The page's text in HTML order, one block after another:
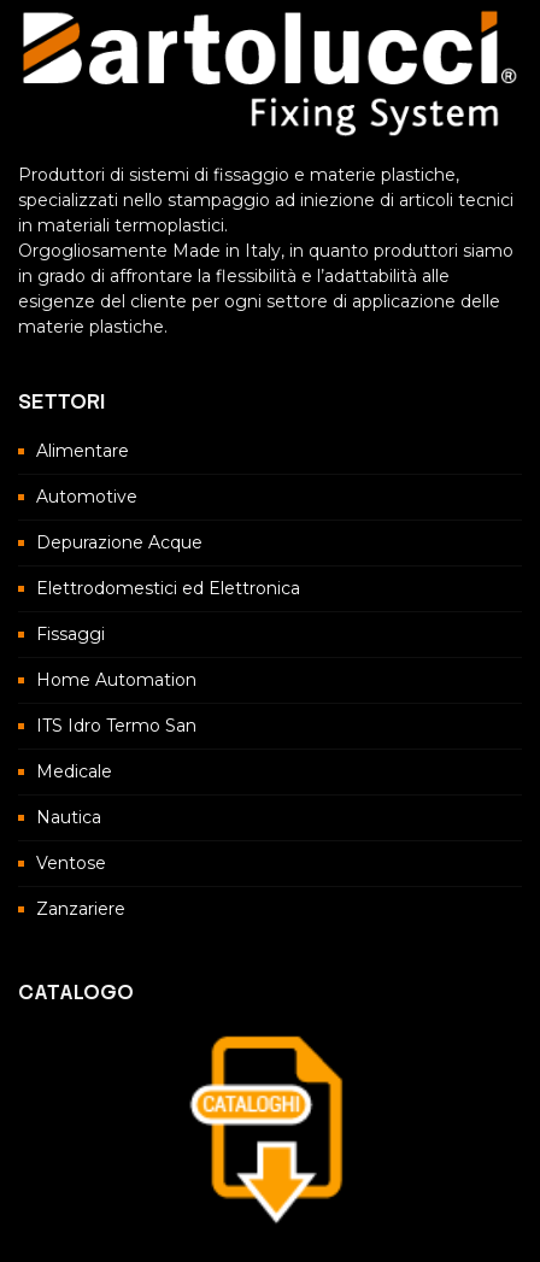
Produttori di sistemi di fissaggio e materie plastiche,
specializzati nello stampaggio ad iniezione di articoli tecnici
in materiali termoplastici.
Orgogliosamente Made in Italy, in quanto produttori siamo
in grado di affrontare la flessibilità e l’adattabilità alle
esigenze del cliente per ogni settore di applicazione delle
materie plastiche.
SETTORI
Alimentare
Automotive
Depurazione Acque
Elettrodomestici ed Elettronica
Fissaggi
Home Automation
ITS Idro Termo San
Medicale
Nautica
Ventose
Zanzariere
CATALOGO